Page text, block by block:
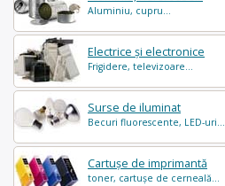
Aluminiu, cupru...
Electrice și electronice
Frigidere, televizoare...
Surse de iluminat
Becuri fluorescente, LED-uri...
Cartușe de imprimantă
toner, cartușe de cerneală...